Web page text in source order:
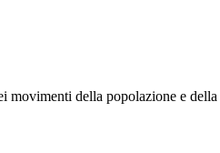
della popolazione e